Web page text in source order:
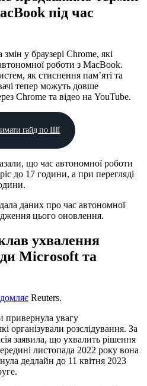
під час
у браузері Chrome, які
роботи з MacBook.
як стиснення пам’яті та
тепер можуть довше
Chrome та відео на YouTube.
гайд по ШІ
що час автономної роботи
до 17 години, а при перегляді
даних про час автономної
цього оновлення.
ухвалення
Microsoft та
Reuters.
привернула увагу
організували розслідування. За
заявила, що ухвалить рішення
листопада 2022 року вона
дедлайн до 11 квітня 2023